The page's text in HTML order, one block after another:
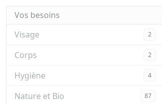
Vos besoins
Visage
2
Corps 2
Hygiène 4
Nature et Bio 87